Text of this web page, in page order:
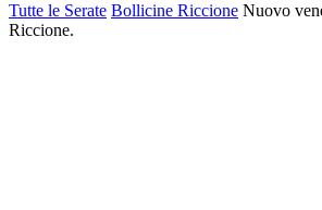
Tutte le Serate Bollicine Riccione Nuovo
Riccione.